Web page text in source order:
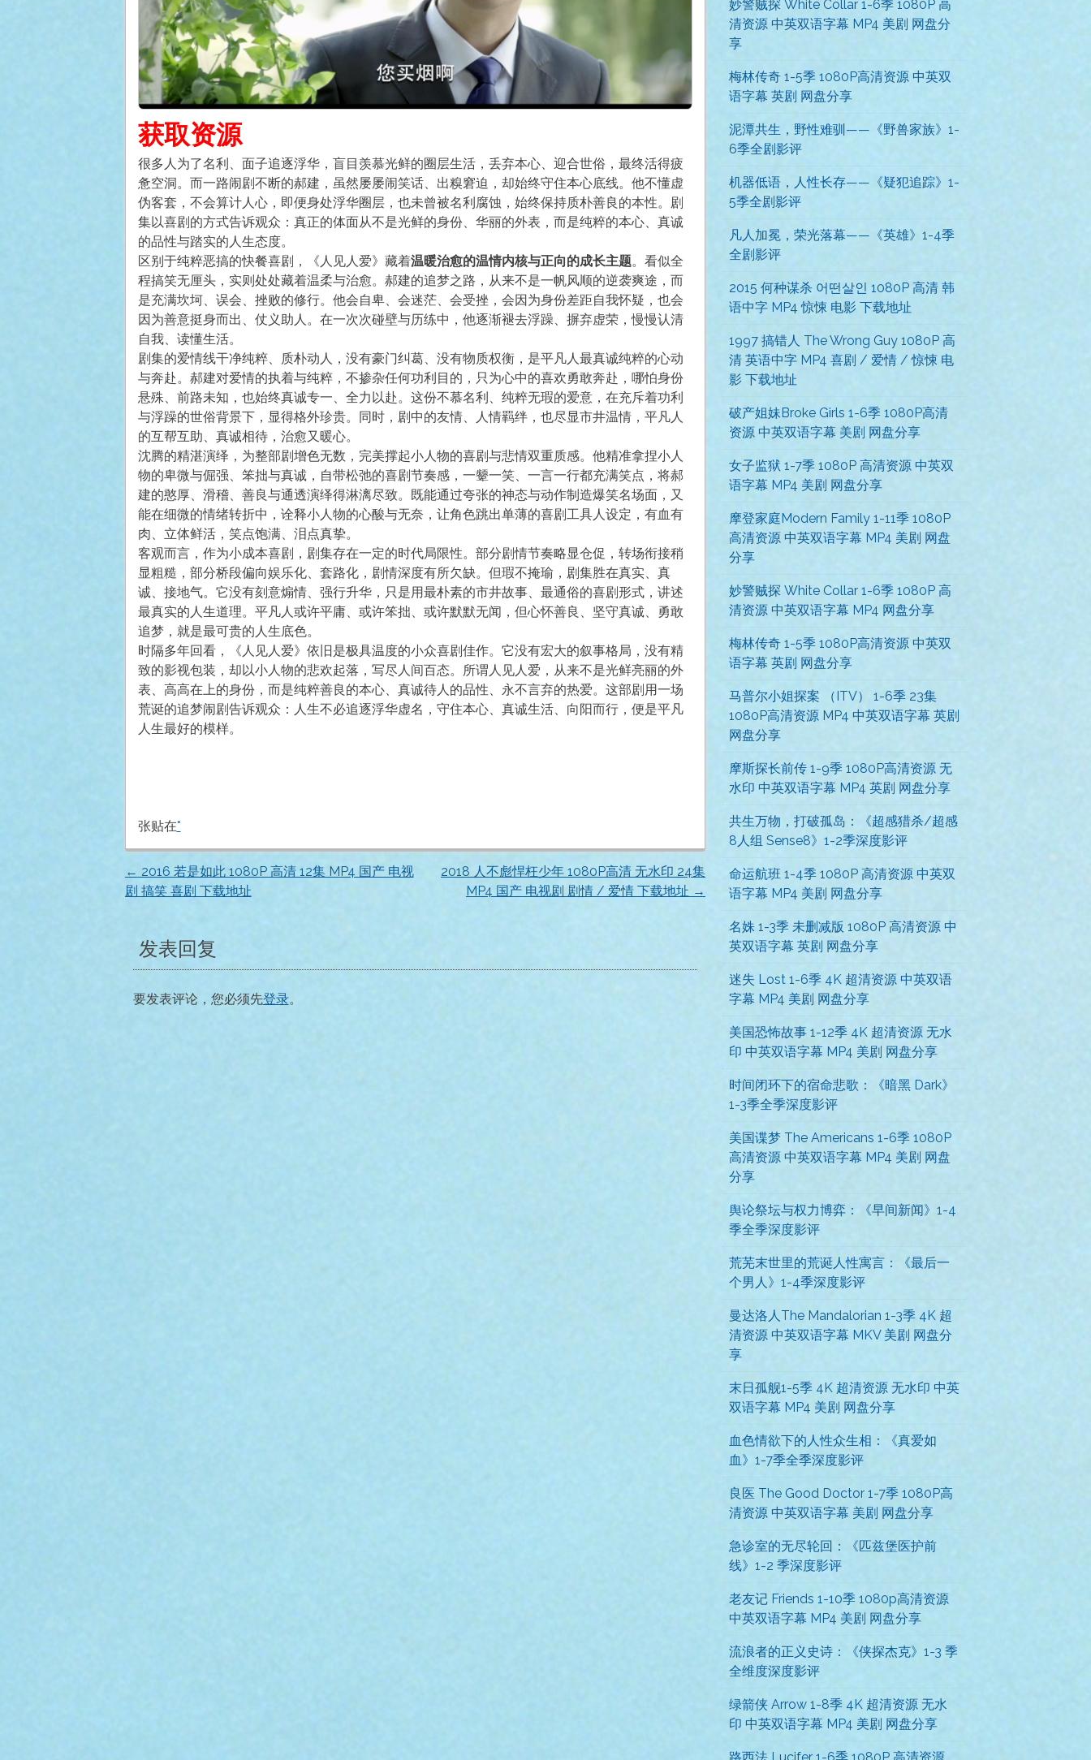
获取资源
很多人为了名利、面子追逐浮华，盲目羡慕光鲜的圈层生活，丢弃本心、迎合世俗，最终活得疲
惫空洞。而一路闹剧不断的郝建，虽然屡屡闹笑话、出糗窘迫，却始终守住本心底线。他不懂虚
伪客套，不会算计人心，即便身处浮华圈层，也未曾被名利腐蚀，始终保持质朴善良的本性。剧
集以喜剧的方式告诉观众：真正的体面从不是光鲜的身份、华丽的外表，而是纯粹的本心、真诚
的品性与踏实的人生态度。
区别于纯粹恶搞的快餐喜剧，《人见人爱》藏着温暖治愈的温情内核与正向的成长主题。看似全
程搞笑无厘头，实则处处藏着温柔与治愈。郝建的追梦之路，从来不是一帆风顺的逆袭爽途，而
是充满坎坷、误会、挫败的修行。他会自卑、会迷茫、会受挫，会因为身份差距自我怀疑，也会
因为善意挺身而出、仗义助人。在一次次碰壁与历练中，他逐渐褪去浮躁、摒弃虚荣，慢慢认清
自我、读懂生活。
剧集的爱情线干净纯粹、质朴动人，没有豪门纠葛、没有物质权衡，是平凡人最真诚纯粹的心动
与奔赴。郝建对爱情的执着与纯粹，不掺杂任何功利目的，只为心中的喜欢勇敢奔赴，哪怕身份
悬殊、前路未知，也始终真诚专一、全力以赴。这份不慕名利、纯粹无瑕的爱意，在充斥着功利
与浮躁的世俗背景下，显得格外珍贵。同时，剧中的友情、人情羁绊，也尽显市井温情，平凡人
的互帮互助、真诚相待，治愈又暖心。
沈腾的精湛演绎，为整部剧增色无数，完美撑起小人物的喜剧与悲情双重质感。他精准拿捏小人
物的卑微与倔强、笨拙与真诚，自带松弛的喜剧节奏感，一颦一笑、一言一行都充满笑点，将郝
建的憨厚、滑稽、善良与通透演绎得淋漓尽致。既能通过夸张的神态与动作制造爆笑名场面，又
能在细微的情绪转折中，诠释小人物的心酸与无奈，让角色跳出单薄的喜剧工具人设定，有血有
肉、立体鲜活，笑点饱满、泪点真挚。
客观而言，作为小成本喜剧，剧集存在一定的时代局限性。部分剧情节奏略显仓促，转场衔接稍
显粗糙，部分桥段偏向娱乐化、套路化，剧情深度有所欠缺。但瑕不掩瑜，剧集胜在真实、真
诚、接地气。它没有刻意煽情、强行升华，只是用最朴素的市井故事、最通俗的喜剧形式，讲述
最真实的人生道理。平凡人或许平庸、或许笨拙、或许默默无闻，但心怀善良、坚守真诚、勇敢
追梦，就是最可贵的人生底色。
时隔多年回看，《人见人爱》依旧是极具温度的小众喜剧佳作。它没有宏大的叙事格局，没有精
致的影视包装，却以小人物的悲欢起落，写尽人间百态。所谓人见人爱，从来不是光鲜亮丽的外
表、高高在上的身份，而是纯粹善良的本心、真诚待人的品性、永不言弃的热爱。这部剧用一场
荒诞的追梦闹剧告诉观众：人生不必追逐浮华虚名，守住本心、真诚生活、向阳而行，便是平凡
人生最好的模样。
张贴在*
文
导
航
← 2016 若是如此 1080P 高清 12集 MP4 国产 电视
剧 搞笑 喜剧 下载地址
2018 人不彪悍枉少年 1080P高清 无水印 24集
MP4 国产 电视剧 剧情 / 爱情 下载地址 →
发表回复
要发表评论，您必须先登录。
妙警贼探 White Collar 1-6季 1080P 高
清资源 中英双语字幕 MP4 美剧 网盘分
享
梅林传奇 1-5季 1080P高清资源 中英双
语字幕 英剧 网盘分享
泥潭共生，野性难驯——《野兽家族》1-
6季全剧影评
机器低语，人性长存——《疑犯追踪》1-
5季全剧影评
凡人加冕，荣光落幕——《英雄》1-4季
全剧影评
2015 何种谋杀 어떤살인 1080P 高清 韩
语中字 MP4 惊悚 电影 下载地址
1997 搞错人 The Wrong Guy 1080P 高
清 英语中字 MP4 喜剧 / 爱情 / 惊悚 电
影 下载地址
破产姐妹Broke Girls 1-6季 1080P高清
资源 中英双语字幕 美剧 网盘分享
女子监狱 1-7季 1080P 高清资源 中英双
语字幕 MP4 美剧 网盘分享
摩登家庭Modern Family 1-11季 1080P
高清资源 中英双语字幕 MP4 美剧 网盘
分享
妙警贼探 White Collar 1-6季 1080P 高
清资源 中英双语字幕 MP4 网盘分享
梅林传奇 1-5季 1080P高清资源 中英双
语字幕 英剧 网盘分享
马普尔小姐探案 （ITV） 1-6季 23集
1080P高清资源 MP4 中英双语字幕 英剧
网盘分享
摩斯探长前传 1-9季 1080P高清资源 无
水印 中英双语字幕 MP4 英剧 网盘分享
共生万物，打破孤岛：《超感猎杀/超感
8人组 Sense8》1-2季深度影评
命运航班 1-4季 1080P 高清资源 中英双
语字幕 MP4 美剧 网盘分享
名姝 1-3季 未删减版 1080P 高清资源 中
英双语字幕 英剧 网盘分享
迷失 Lost 1-6季 4K 超清资源 中英双语
字幕 MP4 美剧 网盘分享
美国恐怖故事 1-12季 4K 超清资源 无水
印 中英双语字幕 MP4 美剧 网盘分享
时间闭环下的宿命悲歌：《暗黑 Dark》
1-3季全季深度影评
美国谍梦 The Americans 1-6季 1080P
高清资源 中英双语字幕 MP4 美剧 网盘
分享
舆论祭坛与权力博弈：《早间新闻》1-4
季全季深度影评
荒芜末世里的荒诞人性寓言：《最后一
个男人》1-4季深度影评
曼达洛人The Mandalorian 1-3季 4K 超
清资源 中英双语字幕 MKV 美剧 网盘分
享
末日孤舰1-5季 4K 超清资源 无水印 中英
双语字幕 MP4 美剧 网盘分享
血色情欲下的人性众生相：《真爱如
血》1-7季全季深度影评
良医 The Good Doctor 1-7季 1080P高
清资源 中英双语字幕 美剧 网盘分享
急诊室的无尽轮回：《匹兹堡医护前
线》1-2 季深度影评
老友记 Friends 1-10季 1080p高清资源
中英双语字幕 MP4 美剧 网盘分享
流浪者的正义史诗：《侠探杰克》1-3 季
全维度深度影评
绿箭侠 Arrow 1-8季 4K 超清资源 无水
印 中英双语字幕 MP4 美剧 网盘分享